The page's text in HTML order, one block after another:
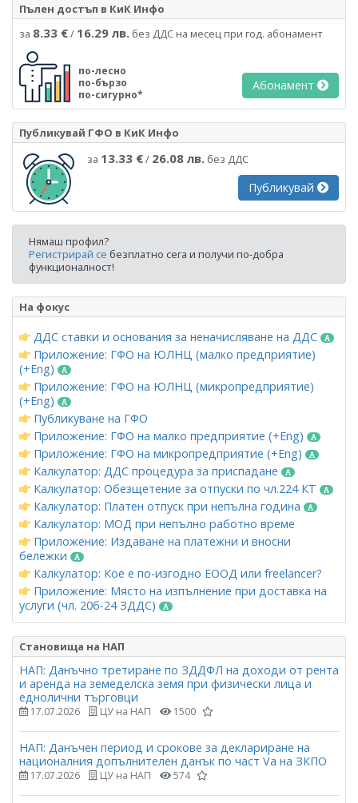
Пълен достъп в КиК Инфо
за 8.33 €/ 16.29 лв. без ДДС на месец при год. абонамент
по-лесно
по-бързо
по-сигурно*
Абонамент
Публикувай ГФО в КиК Инфо
за 13.33 €/ 26.08 лв. без ДДС
Публикувай
Нямаш профил?
Регистрирай се безплатно сега и получи по-добра
функционалност!
На фокус
ДДС ставки и основания за неначисляване на ДДС
Приложение: ГФО на ЮЛНЦ (малко предприятие)
(+Eng)
Приложение: ГФО на ЮЛНЦ (микропредприятие)
(+Eng)
Публикуване на ГФО
Приложение: ГФО на малко предприятие (+Eng)
Приложение: ГФО на микропредприятие (+Eng)
Калкулатор: ДДС процедура за приспадане
Калкулатор: Обезщетение за отпуски по чл.224 КТ
Калкулатор: Платен отпуск при непълна година
Калкулатор: МОД при непълно работно време
Приложение: Издаване на платежни и вносни
бележки
Калкулатор: Кое е по-изгодно ЕООД или freelancer?
Приложение: Място на изпълнение при доставка на
услуги (чл. 20б-24 ЗДДС)
Становища на НАП
НАП: Данъчно третиране по ЗДДФЛ на доходи от рента
и аренда на земеделска земя при физически лица и
еднолични търговци
17.07.2026 ЦУ на НАП 1500
НАП: Данъчен период и срокове за деклариране на
националния допълнителен данък по част Vа на ЗКПО
17.07.2026 ЦУ на НАП 574